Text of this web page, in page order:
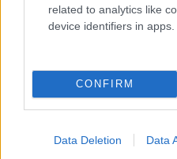
related to analytics like
device identifiers in apps.
CONFIRM
Data Deletion Data